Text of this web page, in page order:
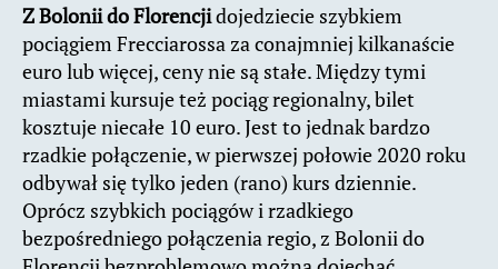
Z Bolonii do Florencjidojedziecie szybkiem
pociągiem Frecciarossa za conajmniej kilkanaście
euro lub więcej, ceny nie są stałe. Między tymi
miastami kursuje też pociąg regionalny, bilet
kosztuje niecałe 10 euro. Jest to jednak bardzo
rzadkie połączenie, w pierwszej połowie 2020 roku
odbywał się tylko jeden (rano) kurs dziennie.
Oprócz szybkich pociągów i rzadkiego
bezpośredniego połączenia regio, z Bolonii do